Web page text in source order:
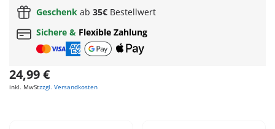
Geschenk ab 35€ Bestellwert
Sichere & Flexible Zahlung
24,99 €
inkl. MwStzzgl. Versandkosten